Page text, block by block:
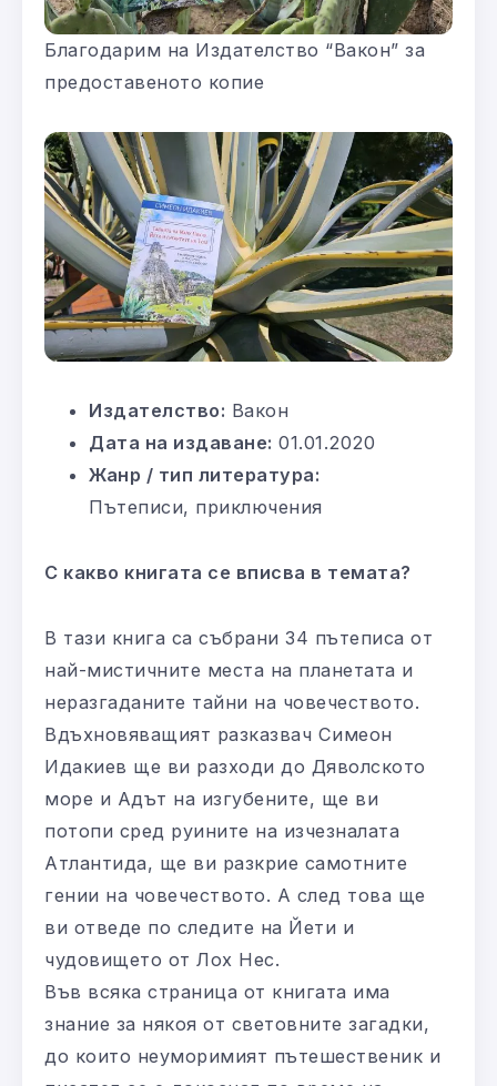
Благодарим на Издателство “Вакон” за
предоставеното копие
Издателство: Вакон
Дата на издаване: 01.01.2020
Жанр / тип литература:
Пътеписи, приключения
С какво книгата се вписва в темата?
В тази книга са събрани 34 пътеписа от
най-мистичните места на планетата и
неразгаданите тайни на човечеството.
Вдъхновяващият разказвач Симеон
Идакиев ще ви разходи до Дяволското
море и Адът на изгубените, ще ви
потопи сред руините на изчезналата
Атлантида, ще ви разкрие самотните
гении на човечеството. А след това ще
ви отведе по следите на Йети и
чудовището от Лох Нес.
Във всяка страница от книгата има
знание за някоя от световните загадки,
до които неуморимият пътешественик и